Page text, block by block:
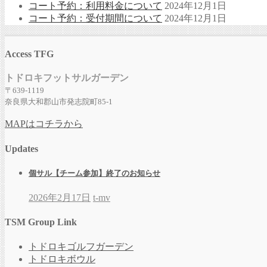
コート予約：利用料金について 2024年12月1日
コート予約：受付期間について 2024年12月1日
Access TFG
トドロキフットサルガーデン
〒639-1119
奈良県大和郡山市発志院町85-1
MAPはコチラから
Updates
個サル【チーム参加】終了のお知らせ
2026年2月17日 t-mv
TSM Group Link
トドロキゴルフガーデン
トドロキボウル